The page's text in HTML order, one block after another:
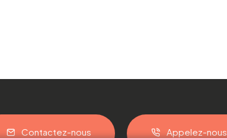
Contactez-nous Appelez-nous